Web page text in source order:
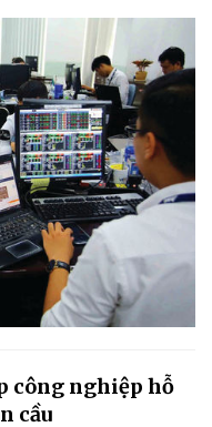
công nghiệp hỗ
cầu